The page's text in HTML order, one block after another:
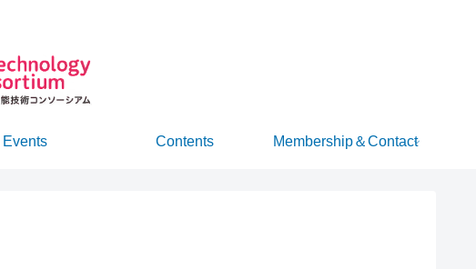
Events Contents Membership＆Contact